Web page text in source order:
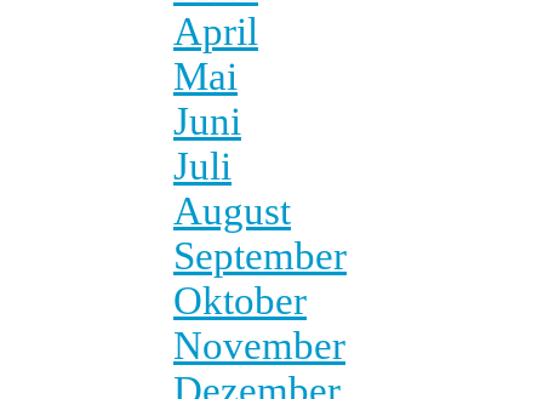
April
Mai
Juni
Juli
August
September
Oktober
November